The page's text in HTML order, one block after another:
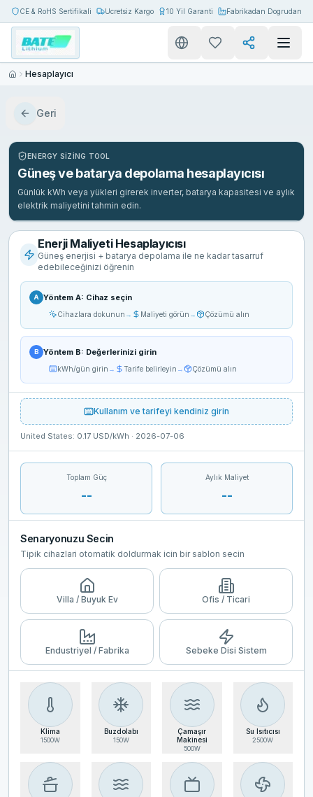
CE & RoHS Sertifikali Ucretsiz Kargo 10 Yil Garanti Fabrikadan Dogrudan
Hesaplayıcı
Geri
ENERGY SIZING TOOL
Güneş ve batarya depolama hesaplayıcısı
Günlük kWh veya yükleri girerek inverter, batarya kapasitesi ve aylık
elektrik maliyetini tahmin edin.
Enerji Maliyeti Hesaplayıcısı
Güneş enerjisi + batarya depolama ile ne kadar tasarruf
edebileceğinizi öğrenin
A Yöntem A: Cihaz seçin
Cihazlara dokunun → Maliyeti görün → Çözümü alın
B Yöntem B: Değerlerinizi girin
kWh/gün girin → Tarife belirleyin → Çözümü alın
Kullanım ve tarifeyi kendiniz girin
United States: 0.17 USD/kWh · 2026-07-06
Toplam Güç
--
Aylık Maliyet
--
Senaryonuzu Secin
Tipik cihazlari otomatik doldurmak icin bir sablon secin
Villa / Buyuk Ev Ofis / Ticari
Endustriyel / Fabrika Sebeke Disi Sistem
Klima
1500W
Buzdolabı
150W
Çamaşır
Makinesi
500W
Su Isıtıcısı
2500W